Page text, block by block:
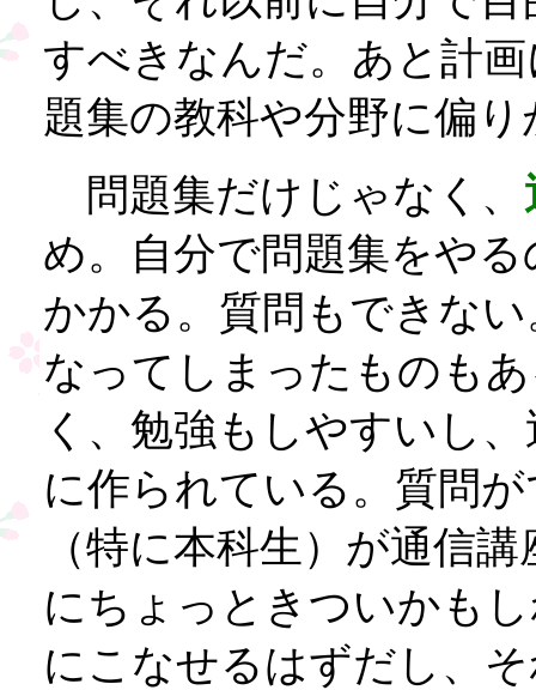
すべきなんだ。あと計
題集の教科や分野に偏
問題集だけじゃなく、
め。自分で問題集をや
かかる。質問もできな
なってしまったものも
く、勉強もしやすいし
に作られている。質問
（特に本科生）が通信
にちょっときついかも
にこなせるはずだし、